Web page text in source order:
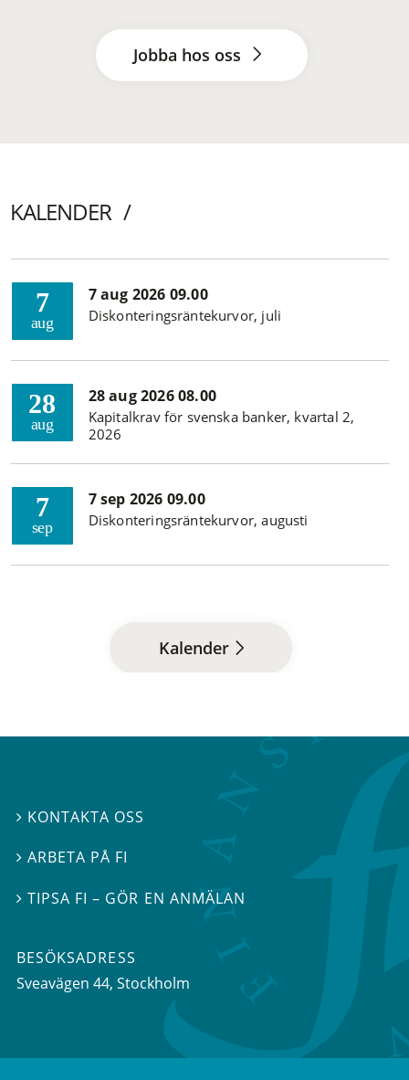
Jobba hos oss
KALENDER
7
aug
7 aug 2026 09.00
Diskonteringsräntekurvor, juli
28
aug
28 aug 2026 08.00
Kapitalkrav för svenska banker, kvartal 2,
2026
7
sep
7 sep 2026 09.00
Diskonteringsräntekurvor, augusti
Kalender
 KONTAKTA OSS
ARBETA PÅ FI
TIPSA FI – GÖR EN ANMÄLAN
BESÖKSADRESS
Sveavägen 44, Stockholm